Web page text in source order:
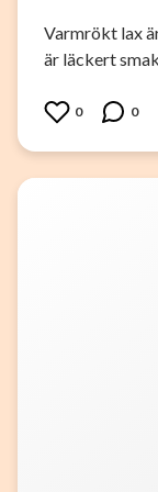
Varmrökt lax
är läckert
0 0